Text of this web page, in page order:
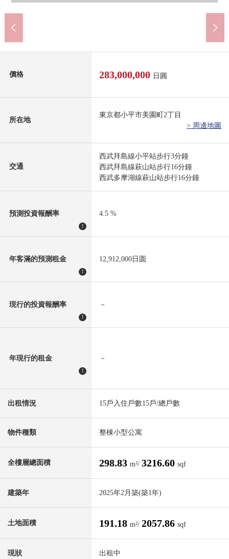
價格 283,000,000 日圓
所在地
東京都小平市美園町2丁目
> 周邊地圖
交通
西武拜島線小平站步行3分鐘
西武拜島線萩山站步行16分鐘
西武多摩湖線萩山站步行16分鐘
預測投資報酬率
!
4.5 %
年客滿的預測租金
!
12,912,000日圆
現行的投資報酬率
!
－
年現行的租金
!
－
出租情況 15戶入住戶數15戶/總戶數
物件種類 整棟小型公寓
全樓層總面積 298.83 m²/ 3216.60 sqf
建築年 2025年2月築(築1年)
土地面積 191.18 m²/ 2057.86 sqf
現狀 出租中